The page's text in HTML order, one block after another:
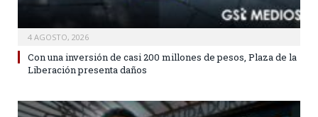
4 AGOSTO, 2026
Con una inversión de casi 200 millones de pesos, Plaza de la
Liberación presenta daños